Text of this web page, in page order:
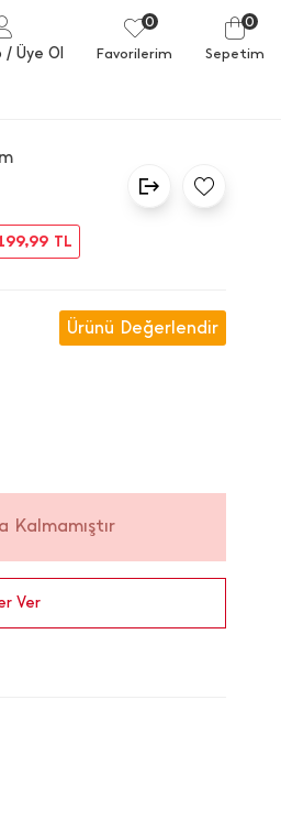
/ Üye Ol
0
Favorilerim
0
Sepetim
TL
Ürünü Değerlendir
Kalmamıştır
Ver